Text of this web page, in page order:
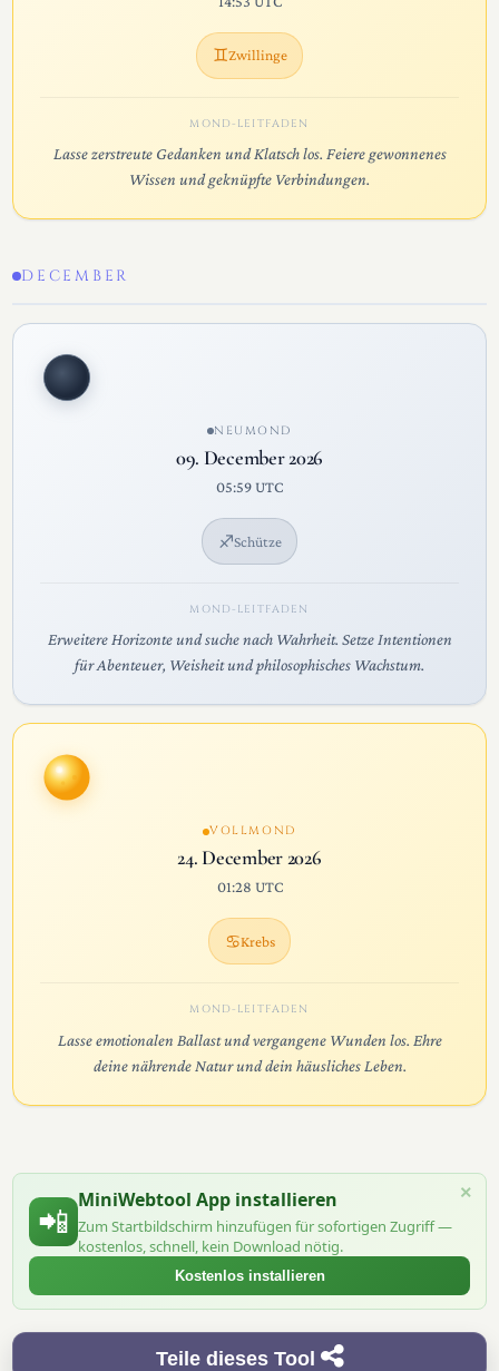
♊Zwillinge
MOND-LEITFADEN
Lasse zerstreute Gedanken und Klatsch los. Feiere gewonnenes
Wissen und geknüpfte Verbindungen.
DECEMBER
NEUMOND
09. December 2026
05:59 UTC
♐Schütze
MOND-LEITFADEN
Erweitere Horizonte und suche nach Wahrheit. Setze Intentionen
für Abenteuer, Weisheit und philosophisches Wachstum.
VOLLMOND
24. December 2026
01:28 UTC
♋Krebs
MOND-LEITFADEN
Lasse emotionalen Ballast und vergangene Wunden los. Ehre
deine nährende Natur und dein häusliches Leben.
📲
MiniWebtool App installieren
Zum Startbildschirm hinzufügen für sofortigen Zugriff —
kostenlos, schnell, kein Download nötig.
Kostenlos installieren
×
Teile dieses Tool